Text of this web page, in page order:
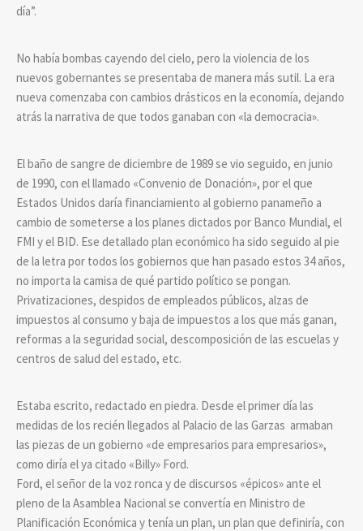
día”.
No había bombas cayendo del cielo, pero la violencia de los
nuevos gobernantes se presentaba de manera más sutil. La era
nueva comenzaba con cambios drásticos en la economía, dejando
atrás la narrativa de que todos ganaban con «la democracia».
El baño de sangre de diciembre de 1989 se vio seguido, en junio
de 1990, con el llamado «Convenio de Donación», por el que
Estados Unidos daría financiamiento al gobierno panameño a
cambio de someterse a los planes dictados por Banco Mundial, el
FMI y el BID. Ese detallado plan económico ha sido seguido al pie
de la letra por todos los gobiernos que han pasado estos 34 años,
no importa la camisa de qué partido político se pongan.
Privatizaciones, despidos de empleados públicos, alzas de
impuestos al consumo y baja de impuestos a los que más ganan,
reformas a la seguridad social, descomposición de las escuelas y
centros de salud del estado, etc.
Estaba escrito, redactado en piedra. Desde el primer día las
medidas de los recién llegados al Palacio de las Garzas armaban
las piezas de un gobierno «de empresarios para empresarios»,
como diría el ya citado «Billy» Ford.
Ford, el señor de la voz ronca y de discursos «épicos» ante el
pleno de la Asamblea Nacional se convertía en Ministro de
Planificación Económica y tenía un plan, un plan que definiría, con